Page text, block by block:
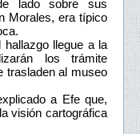
lado sobre sus
Morales, era típico
llegue a la
los trámite
trasladen al museo
a Efe que,
visión cartográfica